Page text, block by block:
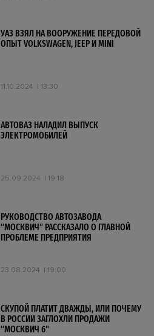
УАЗ ВЗЯЛ НА ВООРУЖЕНИЕ ПЕРЕДОВОЙ
ОПЫТ VOLKSWAGEN, JEEP И MINI
11.10.2024 13:30
АВТОВАЗ НАЛАДИЛ ВЫПУСК
ЭЛЕКТРОМОБИЛЕЙ
25.09.2024 19:18
РУКОВОДСТВО АВТОЗАВОДА
"МОСКВИЧ" РАССКАЗАЛО О ГЛАВНОЙ
ПРОБЛЕМЕ ПРЕДПРИЯТИЯ
23.08.2024 19:00
СКУПОЙ ПЛАТИТ ДВАЖДЫ, ИЛИ ПОЧЕМУ
В РОССИИ ЗАГЛОХЛИ ПРОДАЖИ
"МОСКВИЧ 6"